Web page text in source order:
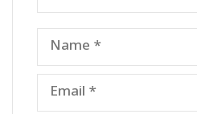
Name
Email